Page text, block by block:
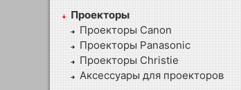
Проекторы
Проекторы Canon
Проекторы Panasonic
Проекторы Christie
Аксессуары для проекторов